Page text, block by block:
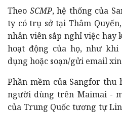
Theo SCMP, hệ thống của
ty có trụ sở tại Thâm
nhân viên sắp nghỉ việc hay
hoạt động của họ, như
dụng hoặc soạn/gửi email
Phần mềm của Sangfor
người dùng trên Maimai -
của Trung Quốc tương tự